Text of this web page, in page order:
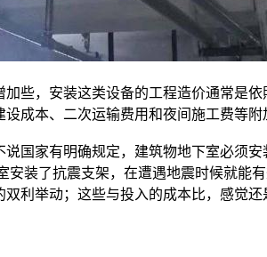
些，安装这类设备的工程造价通常是
成本、二次运输费用和夜间施工费等附
国家有明确规定，建筑物地下室必须
装了抗震支架，在遭遇地震时候就能
利举动；这些与投入的成本比，感觉还